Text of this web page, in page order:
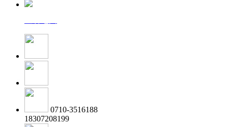
0710-3516188
18307208199